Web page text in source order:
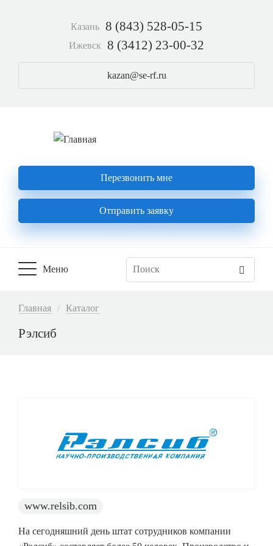
Казань 8 (843) 528-05-15
Ижевск 8 (3412) 23-00-32
kazan@se-rf.ru
Перезвонить мне
Отправить заявку
Основная
Меню
Строка
навигации
Главная Каталог
Рэлсиб
www.relsib.com
На сегодняшний день штат сотрудников компании